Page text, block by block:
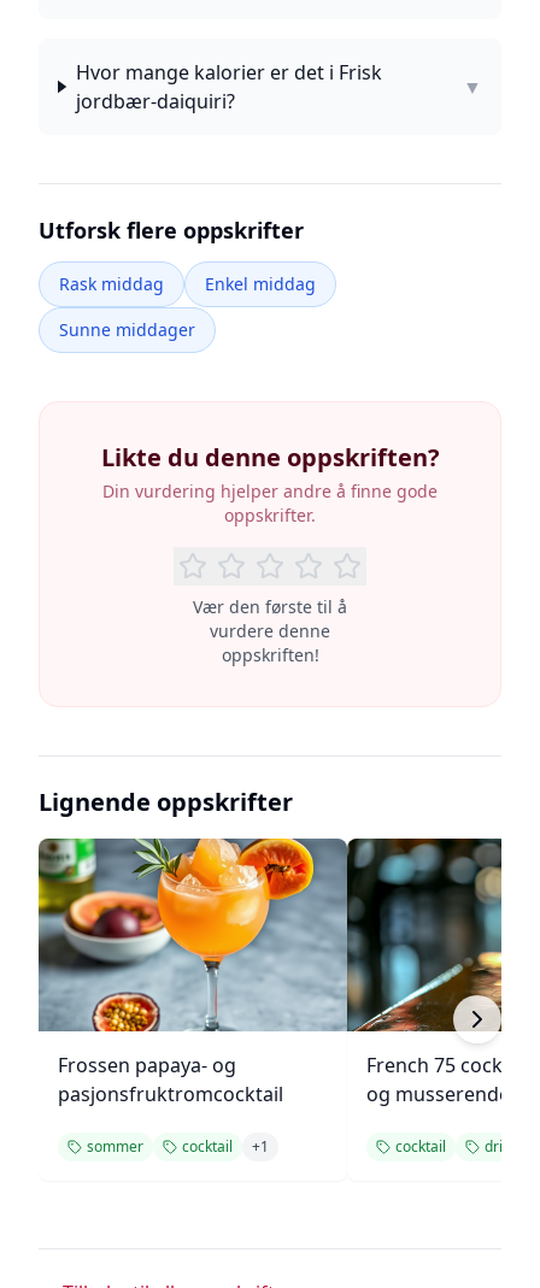
Hvor mange kalorier er det i Frisk
jordbær-daiquiri?
▼
Utforsk flere oppskrifter
Rask middag
Enkel middag
Sunne middager
Likte du denne oppskriften?
Din vurdering hjelper andre å finne gode
oppskrifter.
Vær den første til å
vurdere denne
oppskriften!
Lignende oppskrifter
Frossen papaya- og
pasjonsfruktromcocktail
sommer cocktail +1
French 75 cocktail
og musserende vin
cocktail drink